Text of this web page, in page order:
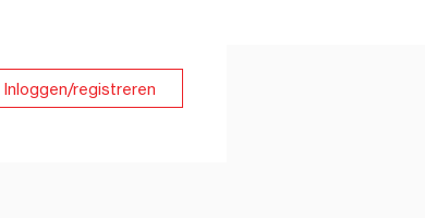
Inloggen/registreren